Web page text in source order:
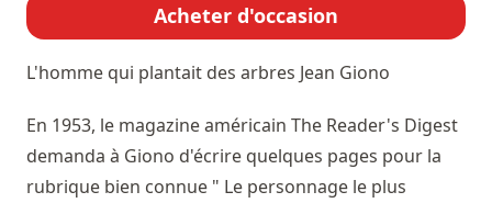
Acheter d'occasion
L'homme qui plantait des arbres Jean Giono
En 1953, le magazine américain The Reader's Digest
demanda à Giono d'écrire quelques pages pour la
rubrique bien connue " Le personnage le plus